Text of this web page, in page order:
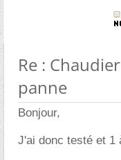
Re :
panne
Bonjour,
J'ai donc testé et 1